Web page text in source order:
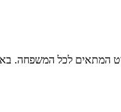
לכל המשפחה. באנו, אכלנו